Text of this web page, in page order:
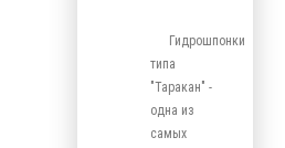
Гидрошпонки
типа
"Таракан" -
одна из
самых